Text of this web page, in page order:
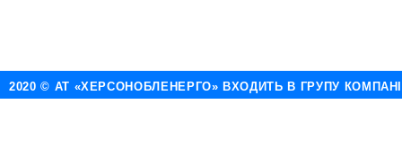
2020 © АТ «ХЕРСОНОБЛЕНЕРГО» ВХОДИТЬ В ГРУПУ